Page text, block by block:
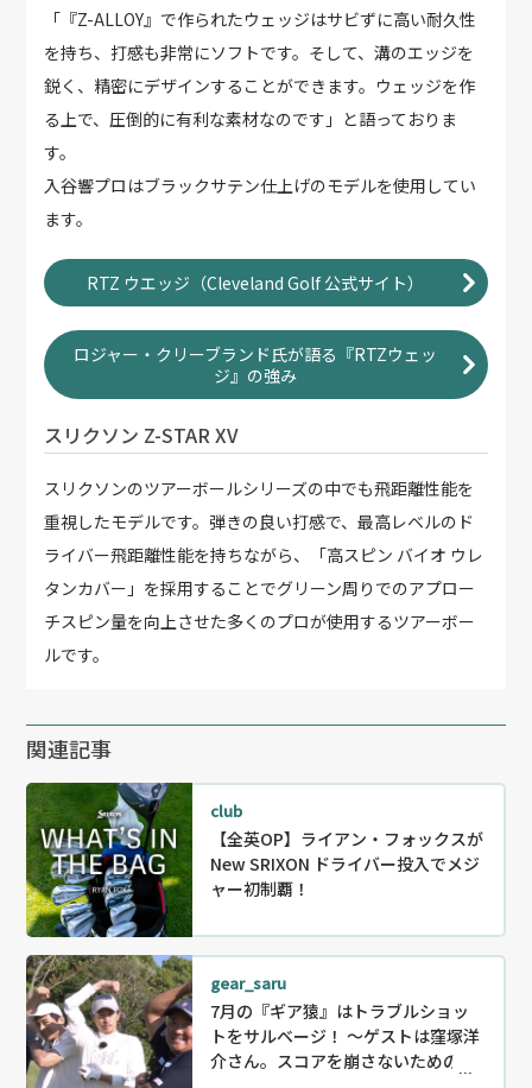
「『Z-ALLOY』で作られたウェッジはサビずに高い耐久性
を持ち、打感も非常にソフトです。そして、溝のエッジを
鋭く、精密にデザインすることができます。ウェッジを作
る上で、圧倒的に有利な素材なのです」と語っておりま
す。
入谷響プロはブラックサテン仕上げのモデルを使用してい
ます。
RTZ ウエッジ（Cleveland Golf 公式サイト）
ロジャー・クリーブランド氏が語る『RTZウェッ
ジ』の強み
スリクソン Z-STAR XV
スリクソンのツアーボールシリーズの中でも飛距離性能を
重視したモデルです。弾きの良い打感で、最高レベルのド
ライバー飛距離性能を持ちながら、「高スピン バイオ ウレ
タンカバー」を採用することでグリーン周りでのアプロー
チスピン量を向上させた多くのプロが使用するツアーボー
ルです。
関連記事
club
【全英OP】ライアン・フォックスが
New SRIXON ドライバー投入でメジ
ャー初制覇！
gear_saru
7月の『ギア猿』はトラブルショッ
トをサルベージ！ ～ゲストは窪塚洋
介さん。スコアを崩さないためのリ